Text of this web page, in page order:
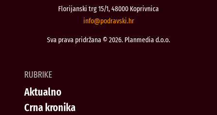
Florijanski trg 15/1, 48000 Koprivnica
rh.iksvardop
@ofni
Sva prava pridržana © 2026. Planmedia d.o.o.
RUBRIKE
Aktualno
Crna kronika